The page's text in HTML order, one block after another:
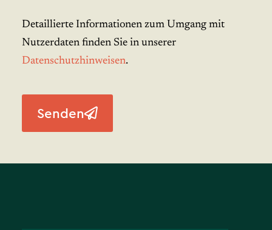
Detaillierte Informationen zum Umgang mit
Nutzerdaten finden Sie in unserer
Datenschutzhinweisen.
Senden